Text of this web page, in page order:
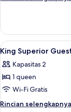
Kamar
Deluks,
2
Tempat
Tidur
Twin
Lihat
semua
foto
untuk
King
Superior
6
King Superior
Kapasitas 2
1 queen
Wi-Fi Gratis
Rincian selengkapnya
Rincian